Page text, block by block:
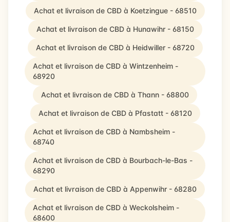
Achat et livraison de CBD à Koetzingue - 68510
Achat et livraison de CBD à Hunawihr - 68150
Achat et livraison de CBD à Heidwiller - 68720
Achat et livraison de CBD à Wintzenheim -
68920
Achat et livraison de CBD à Thann - 68800
Achat et livraison de CBD à Pfastatt - 68120
Achat et livraison de CBD à Nambsheim -
68740
Achat et livraison de CBD à Bourbach-le-Bas -
68290
Achat et livraison de CBD à Appenwihr - 68280
Achat et livraison de CBD à Weckolsheim -
68600